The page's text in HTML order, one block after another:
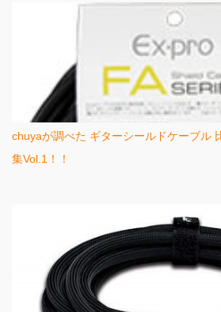
chuyaが調べた ギターシールドケーブル
集Vol.1！！